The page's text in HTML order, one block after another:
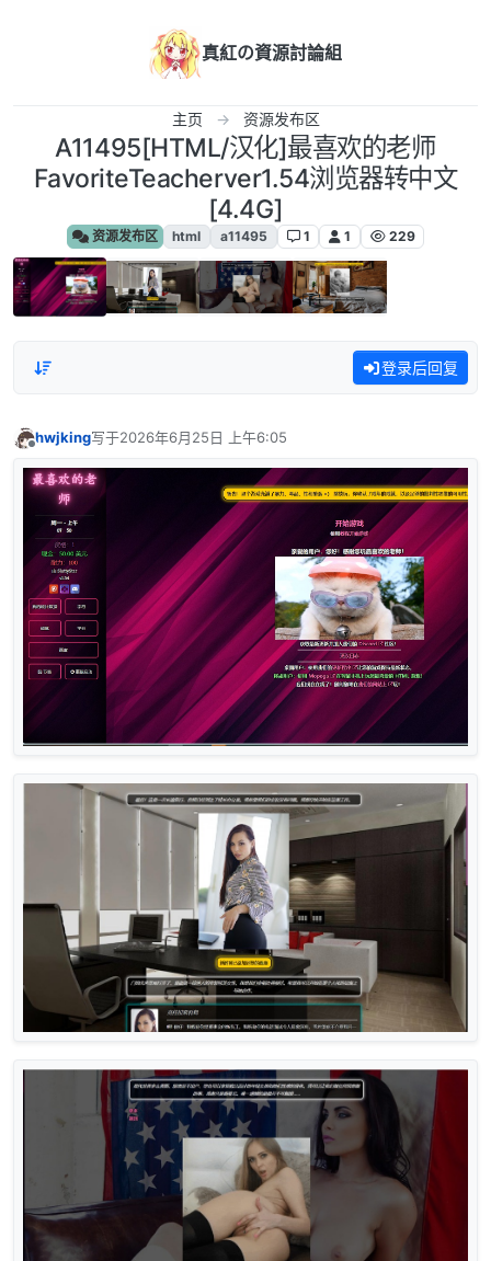
真紅の資源討論組
主页 资源发布区
A11495[HTML/汉化]最喜欢的老师
FavoriteTeacherver1.54浏览器转中文
[4.4G]
资源发布区 html a11495 1 1 229
登录后回复
hwjking写于2026年6月25日 上午6:05
最后由 编辑